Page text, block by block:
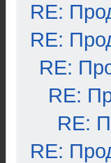
RE:
RE:
RE:
RE:
RE:
RE: